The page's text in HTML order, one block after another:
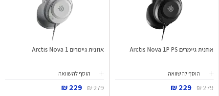
אוזנית גיימרים Arctis Nova 1P PS
הוסף להשוואה
279 ₪
229 ₪
אוזנית גיימרים Arctis Nova 1
הוסף להשוואה
279 ₪
229 ₪